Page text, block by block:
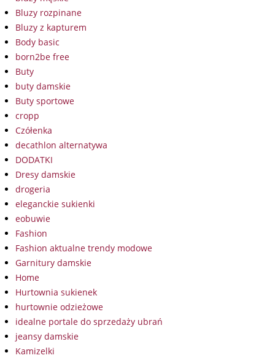
Bluzy rozpinane
Bluzy z kapturem
Body basic
born2be free
Buty
buty damskie
Buty sportowe
cropp
Czółenka
decathlon alternatywa
DODATKI
Dresy damskie
drogeria
eleganckie sukienki
eobuwie
Fashion
Fashion aktualne trendy modowe
Garnitury damskie
Home
Hurtownia sukienek
hurtownie odzieżowe
idealne portale do sprzedaży ubrań
jeansy damskie
Kamizelki